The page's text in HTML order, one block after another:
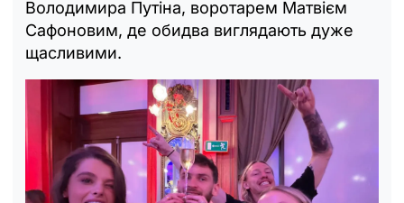
Володимира Путіна, воротарем Матвієм
Сафоновим, де обидва виглядають дуже
щасливими.